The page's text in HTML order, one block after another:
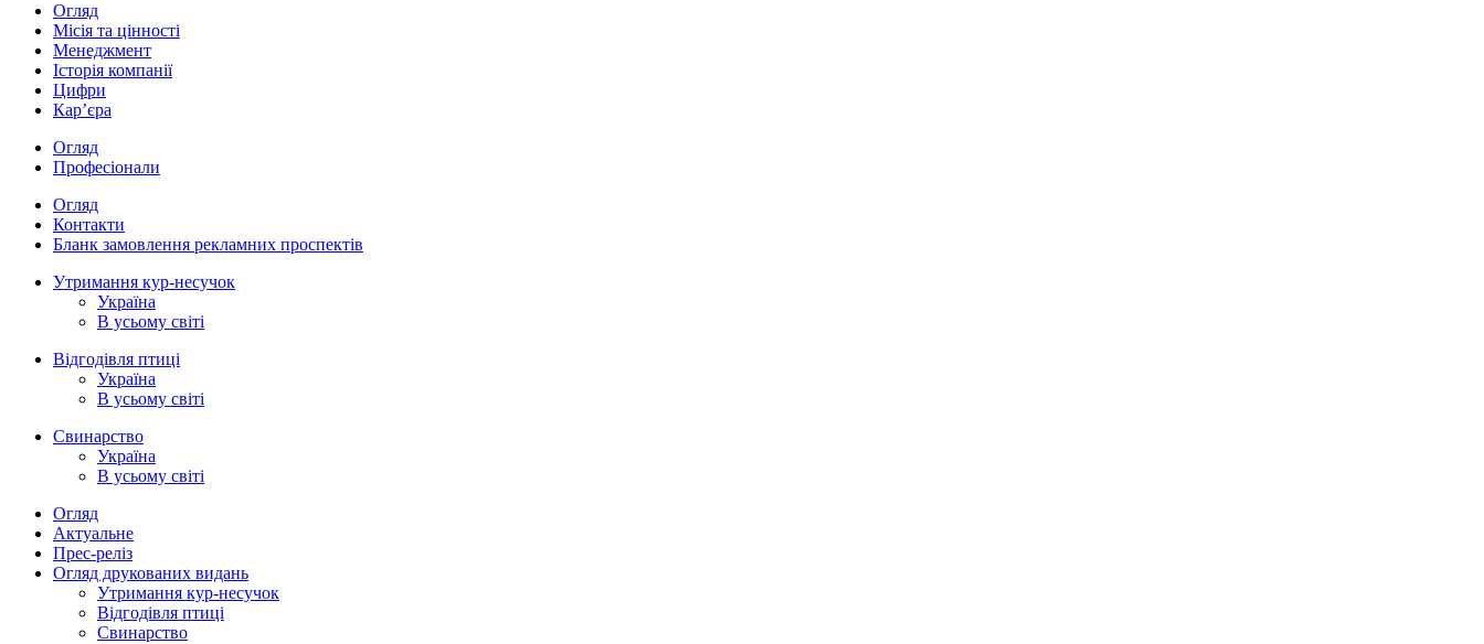
Огляд
Місія та цінності
Менеджмент
Історія компанії
Цифри
Кар’єра
Огляд
Професіонали
Огляд
Контакти
Бланк замовлення рекламних проспектів
Утримання кур-несучок
Україна
В усьому світі
Відгодівля птиці
Україна
В усьому світі
Свинарство
Україна
В усьому світі
Огляд
Актуальне
Прес-реліз
Огляд друкованих видань
Утримання кур-несучок
Відгодівля птиці
Свинарство